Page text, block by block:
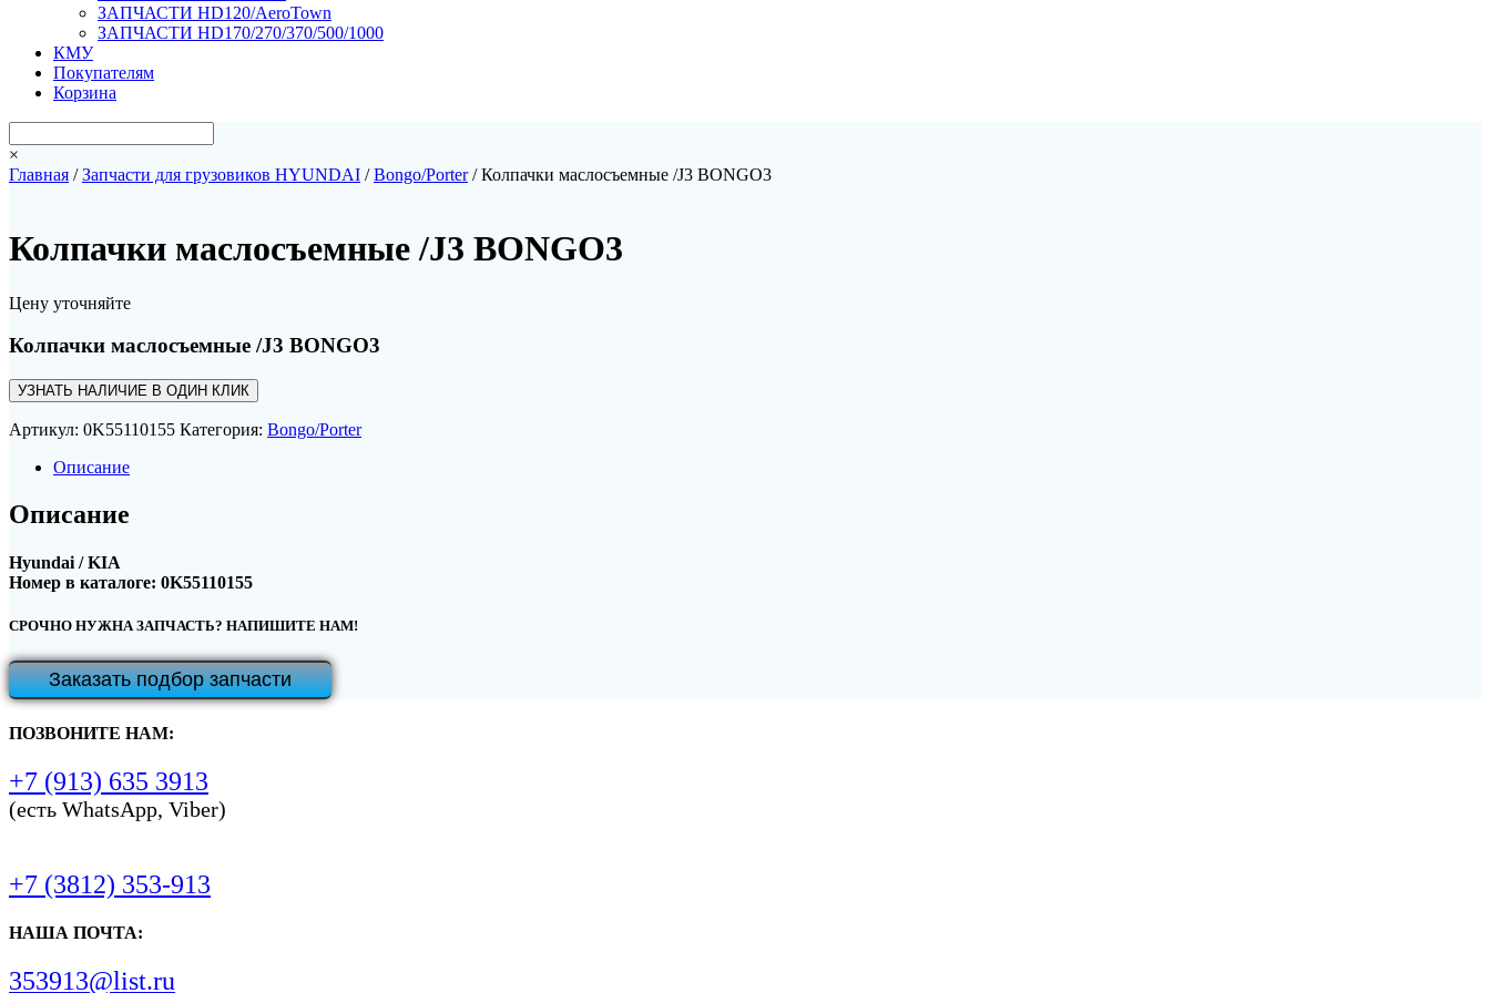
ЗАПЧАСТИ HD120/AeroTown
ЗАПЧАСТИ HD170/270/370/500/1000
КМУ
Покупателям
Корзина
×
Главная /Запчасти для грузовиков HYUNDAI /Bongo/Porter/ Колпачки маслосъемные /J3 BONGO3
Колпачки маслосъемные /J3 BONGO3
Цену уточняйте
Колпачки маслосъемные /J3 BONGO3
УЗНАТЬ НАЛИЧИЕ В ОДИН КЛИК
Артикул: 0K55110155 Категория: Bongo/Porter
Описание
Описание
Hyundai / KIA
Номер в каталоге: 0K55110155
СРОЧНО НУЖНА ЗАПЧАСТЬ? НАПИШИТЕ НАМ!
Заказать подбор запчасти
ПОЗВОНИТЕ НАМ:
+7 (913) 635 3913
(есть WhatsApp, Viber)
+7 (3812) 353-913
НАША ПОЧТА:
353913@list.ru